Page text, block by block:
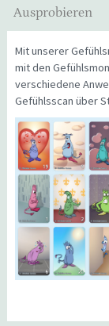
Ausprobieren
Mit unserer
mit den
verschiedene
Gefühlsscan über